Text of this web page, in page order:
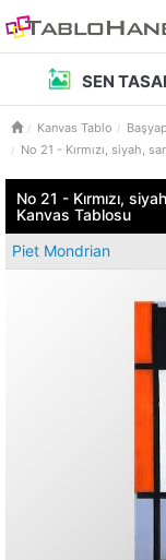
SEN
Kanvas Tablo
No 21 - Kırmızı, siyah,
No 21 - Kırmızı,
Kanvas Tablosu
Piet Mondrian